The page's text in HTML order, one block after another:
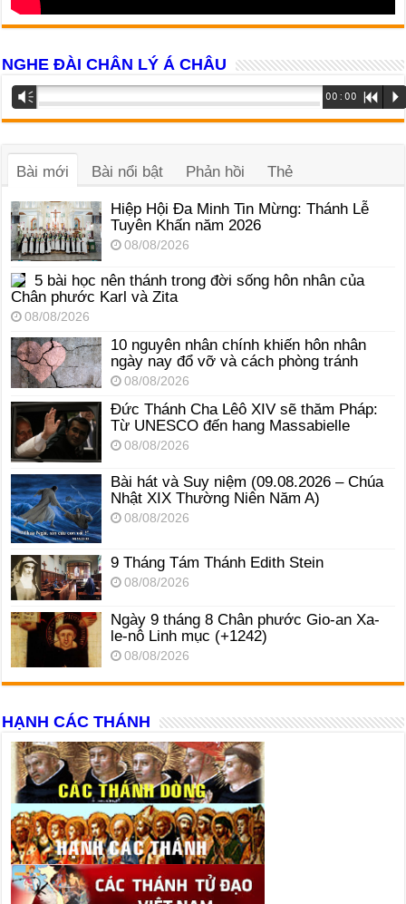
NGHE ĐÀI CHÂN LÝ Á CHÂU
Trình
phát
âm
Vm 00:00 R P
Bài mới Bài nổi bật Phản hồi Thẻ
Hiệp Hội Đa Minh Tin Mừng: Thánh Lễ
Tuyên Khấn năm 2026
08/08/2026
5 bài học nên thánh trong đời sống hôn nhân của
Chân phước Karl và Zita
08/08/2026
10 nguyên nhân chính khiến hôn nhân
ngày nay đổ vỡ và cách phòng tránh
08/08/2026
Đức Thánh Cha Lêô XIV sẽ thăm Pháp:
Từ UNESCO đến hang Massabielle
08/08/2026
Bài hát và Suy niệm (09.08.2026 – Chúa
Nhật XIX Thường Niên Năm A)
08/08/2026
9 Tháng Tám Thánh Edith Stein
08/08/2026
Ngày 9 tháng 8 Chân phước Gio-an Xa-
le-nô Linh mục (+1242)
08/08/2026
HẠNH CÁC THÁNH